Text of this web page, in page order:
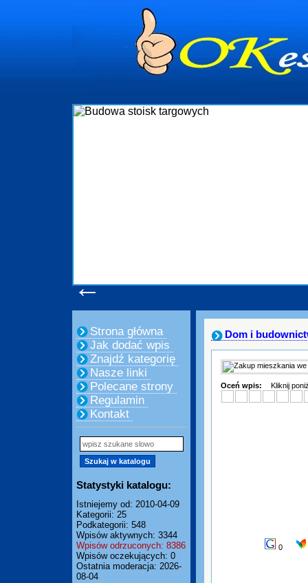
←
Strona główna
Jak dodać wpis
Znajdź kategorię
Nasze linki
Polecane strony
Regulamin
Kontakt
Statystyki katalogu:
Istniejemy od: 2010-04-09
Kategorii: 25
Podkategorii: 548
Wpisów aktywnych: 3344
Wpisów odrzuconych: 8386
Wpisów oczekujących: 0
Ostatnia moderacja: 2026-
08-04
Dom i
Oceń wpis: Kliknij
0